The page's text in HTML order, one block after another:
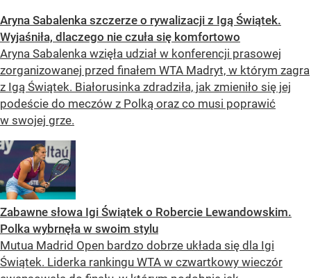
Aryna Sabalenka szczerze o rywalizacji z Igą Świątek.
Wyjaśniła, dlaczego nie czuła się komfortowo
Aryna Sabalenka wzięła udział w konferencji prasowej
zorganizowanej przed finałem WTA Madryt, w którym zagra
z Igą Świątek. Białorusinka zdradziła, jak zmieniło się jej
podeście do meczów z Polką oraz co musi poprawić
w swojej grze.
Zabawne słowa Igi Świątek o Robercie Lewandowskim.
Polka wybrnęła w swoim stylu
Mutua Madrid Open bardzo dobrze układa się dla Igi
Świątek. Liderka rankingu WTA w czwartkowy wieczór